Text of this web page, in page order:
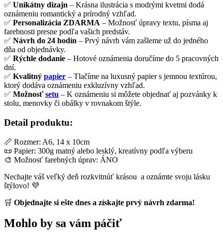
✅ Unikátny dizajn – Krásna ilustrácia s modrými kvetmi dodá
oznámeniu romantický a prírodný vzhľad.
✅ Personalizácia ZDARMA – Možnosť úpravy textu, písma aj
farebnosti presne podľa vašich predstáv.
✅ Návrh do 24 hodín – Prvý návrh vám zašleme už do jedného
dňa od objednávky.
✅ Rýchle dodanie – Hotové oznámenia doručíme do 5 pracovných
dní.
✅ Kvalitný papier – Tlačíme na luxusný papier s jemnou textúrou,
ktorý dodáva oznámeniu exkluzívny vzhľad.
✅ Možnosťsetu – K oznámeniu si môžete objednať aj pozvánky k
stolu, menovky či obálky v rovnakom štýle.
Detail produktu:
📏 Rozmer: A6, 14 x 10cm
📜 Papier: 300g matný alebo lesklý, kreatívny podľa výberu
🎨 Možnosť farebných úprav: ÁNO
Nechajte váš veľký deň rozkvitnúť krásou a oznámte svoju lásku
štýlovo! 💜
🛒 Objednajte si ešte dnes a získajte prvý návrh zdarma!
Mohlo by sa vám páčiť